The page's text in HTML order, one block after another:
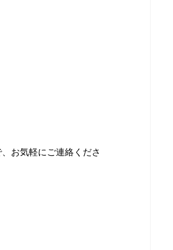
お気軽にご連絡くださ